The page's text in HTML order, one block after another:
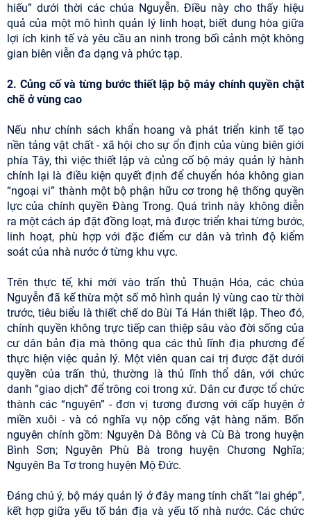
hiếu” dưới thời các chúa Nguyễn. Điều này cho thấy hiệu
quả của một mô hình quản lý linh hoạt, biết dung hòa giữa
lợi ích kinh tế và yêu cầu an ninh trong bối cảnh một không
gian biên viễn đa dạng và phức tạp.
2. Củng cố và từng bước thiết lập bộ máy chính quyền chặt
chẽ ở vùng cao
Nếu như chính sách khẩn hoang và phát triển kinh tế tạo
nền tảng vật chất - xã hội cho sự ổn định của vùng biên giới
phía Tây, thì việc thiết lập và củng cố bộ máy quản lý hành
chính lại là điều kiện quyết định để chuyển hóa không gian
“ngoại vi” thành một bộ phận hữu cơ trong hệ thống quyền
lực của chính quyền Đàng Trong. Quá trình này không diễn
ra một cách áp đặt đồng loạt, mà được triển khai từng bước,
linh hoạt, phù hợp với đặc điểm cư dân và trình độ kiểm
soát của nhà nước ở từng khu vực.
Trên thực tế, khi mới vào trấn thủ Thuận Hóa, các chúa
Nguyễn đã kế thừa một số mô hình quản lý vùng cao từ thời
trước, tiêu biểu là thiết chế do Bùi Tá Hán thiết lập. Theo đó,
chính quyền không trực tiếp can thiệp sâu vào đời sống của
cư dân bản địa mà thông qua các thủ lĩnh địa phương để
thực hiện việc quản lý. Một viên quan cai trị được đặt dưới
quyền của trấn thủ, thường là thủ lĩnh thổ dân, với chức
danh “giao dịch” để trông coi trong xứ. Dân cư được tổ chức
thành các “nguyên” - đơn vị tương đương với cấp huyện ở
miền xuôi - và có nghĩa vụ nộp cống vật hàng năm. Bốn
nguyên chính gồm: Nguyên Dà Bông và Cù Bà trong huyện
Bình Sơn; Nguyên Phù Bà trong huyện Chương Nghĩa;
Nguyên Ba Tơ trong huyện Mộ Đức.
Đáng chú ý, bộ máy quản lý ở đây mang tính chất “lai ghép”,
kết hợp giữa yếu tố bản địa và yếu tố nhà nước. Các chức